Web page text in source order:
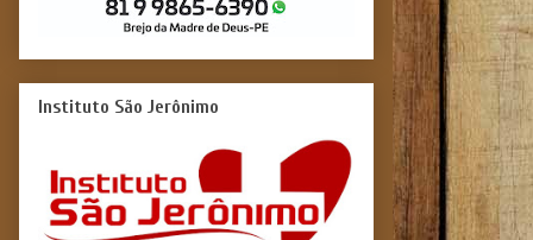
Instituto São Jerônimo